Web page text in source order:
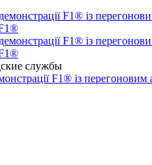
службы
F1® із перегоновим